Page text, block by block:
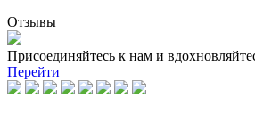
Отзывы
Присоединяйтесь к нам и
Перейти